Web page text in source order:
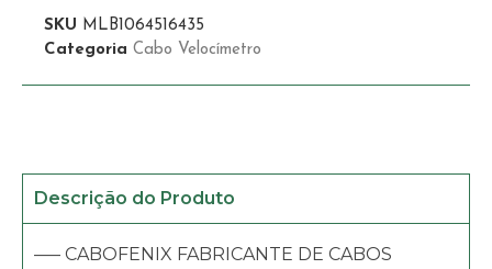
SKU MLB1064516435
Categoria Cabo Velocímetro
Descrição do Produto
—– CABOFENIX FABRICANTE DE CABOS